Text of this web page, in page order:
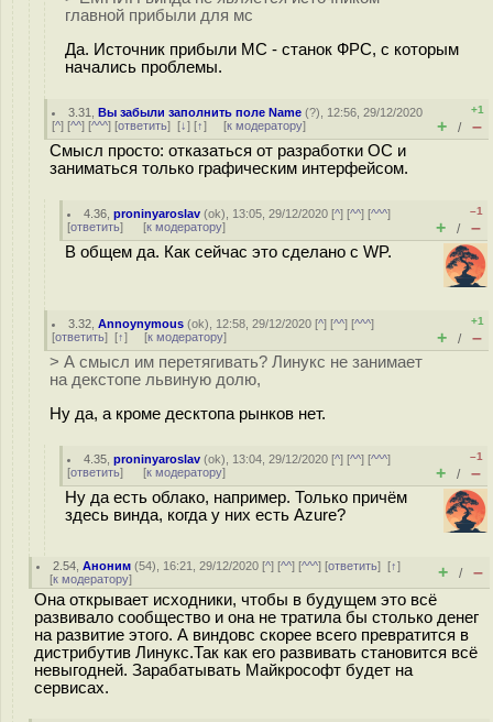
главной прибыли для мс
Да. Источник прибыли МС - станок ФРС, с которым
начались проблемы.
3.31 ,Вы забыли заполнить поле Name (?), 12:56, 29/12/2020
[^] [^^] [^^^] [ответить] [↓] [↑] [к модератору]
+1
+ / –
Смысл просто: отказаться от разработки ОС и
заниматься только графическим интерфейсом.
4.36 ,proninyaroslav (ok), 13:05, 29/12/2020 [^] [^^] [^^^]
[ответить] [к модератору]
–1
+ / –
В общем да. Как сейчас это сделано с WP.
3.32 ,Annoynymous (ok), 12:58, 29/12/2020 [^] [^^] [^^^]
[ответить] [↑] [к модератору]
+1
+ / –
> А смысл им перетягивать? Линукс не занимает
на декстопе львиную долю,
Ну да, а кроме десктопа рынков нет.
4.35 ,proninyaroslav (ok), 13:04, 29/12/2020 [^] [^^] [^^^]
[ответить] [к модератору]
–1
+ / –
Ну да есть облако, например. Только причём
здесь винда, когда у них есть Azure?
2.54 ,Аноним (54), 16:21, 29/12/2020 [^] [^^] [^^^] [ответить][↑]
[к модератору] + / –
Она открывает исходники, чтобы в будущем это всё
развивало сообщество и она не тратила бы столько денег
на развитие этого. А виндовс скорее всего превратится в
дистрибутив Линукс.Так как его развивать становится всё
невыгодней. Зарабатывать Майкрософт будет на
сервисах.